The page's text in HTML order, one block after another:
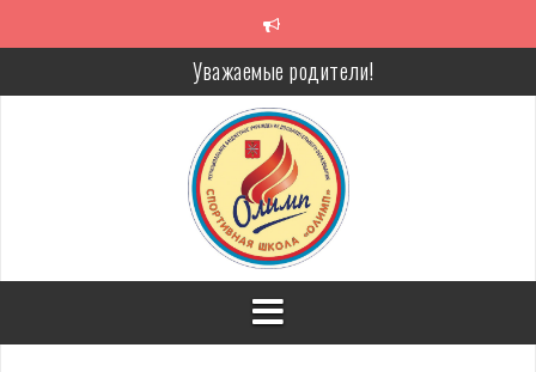
Уважаемые родители!
Алкоголь — путь в никуда
Решение спора без суда
Проголосуй за объекты благоустройства!